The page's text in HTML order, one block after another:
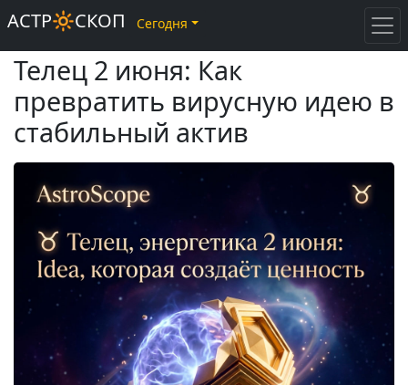
Телец 2 июня: Как
превратить вирусную идею в
стабильный актив
АСТР🔆СКОП Сегодня